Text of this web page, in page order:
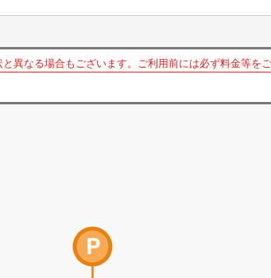
なる場合もございます。ご利用前には必ず料金等をご